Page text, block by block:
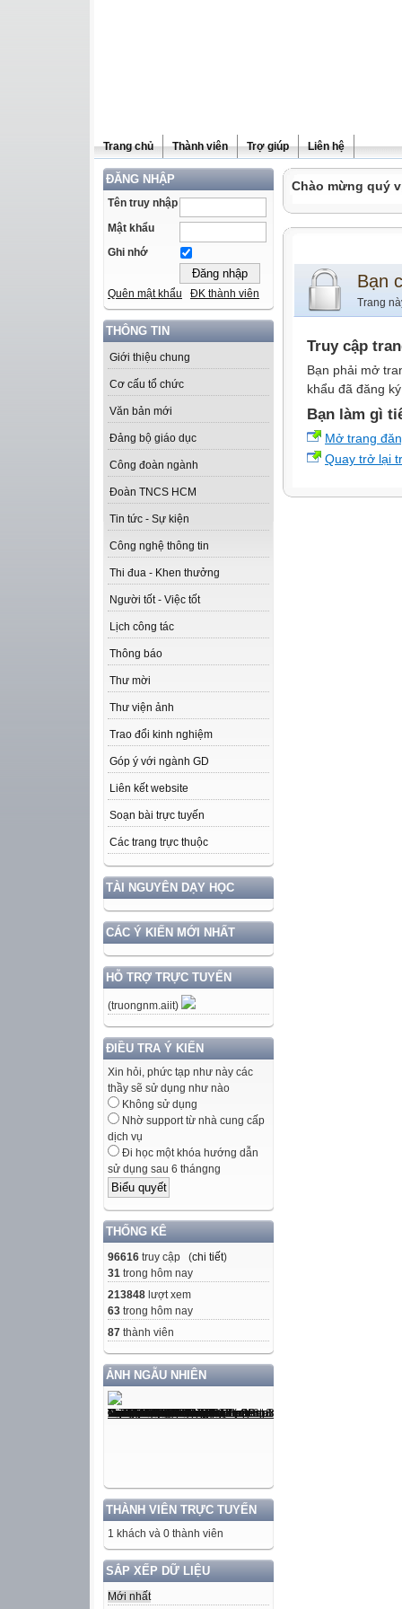
Trang chủ Thành viên Trợ giúp Liên hệ
ĐĂNG NHẬP
Tên truy nhập
Mật khẩu
Ghi nhớ
Quên mật khẩu ĐK thành viên
THÔNG TIN
Giới thiệu chung
Cơ cấu tổ chức
Văn bản mới
Đảng bộ giáo dục
Công đoàn ngành
Đoàn TNCS HCM
Tin tức - Sự kiện
Công nghệ thông tin
Thi đua - Khen thưởng
Người tốt - Việc tốt
Lịch công tác
Thông báo
Thư mời
Thư viện ảnh
Trao đổi kinh nghiệm
Góp ý với ngành GD
Liên kết website
Soạn bài trực tuyến
Các trang trực thuộc
TÀI NGUYÊN DẠY HỌC
CÁC Ý KIẾN MỚI NHẤT
HỖ TRỢ TRỰC TUYẾN
(truongnm.aiit)
ĐIỀU TRA Ý KIẾN
Xin hỏi, phức tạp như này các
thầy sẽ sử dụng như nào
Không sử dụng
Nhờ support từ nhà cung cấp
dịch vụ
Đi học một khóa hướng dẫn
sử dụng sau 6 thángng
THỐNG KÊ
96616 truy cập (chi tiết)
31 trong hôm nay
213848 lượt xem
63 trong hôm nay
87 thành viên
ẢNH NGẪU NHIÊN
THÀNH VIÊN TRỰC TUYẾN
1 khách và 0 thành viên
SẮP XẾP DỮ LIỆU
Mới nhất
Chào mừng quý
Bạn
Trang
Truy cập
Bạn phải mở
khẩu đã đăng
Bạn làm gì
Mở trang
Quay trở lại